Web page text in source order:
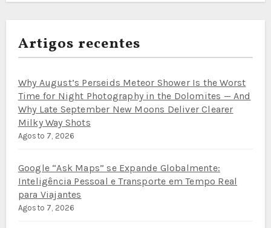
Artigos recentes
Why August’s Perseids Meteor Shower Is the Worst
Time for Night Photography in the Dolomites — And
Why Late September New Moons Deliver Clearer
Milky Way Shots
Agosto 7, 2026
Google “Ask Maps” se Expande Globalmente:
Inteligência Pessoal e Transporte em Tempo Real
para Viajantes
Agosto 7, 2026